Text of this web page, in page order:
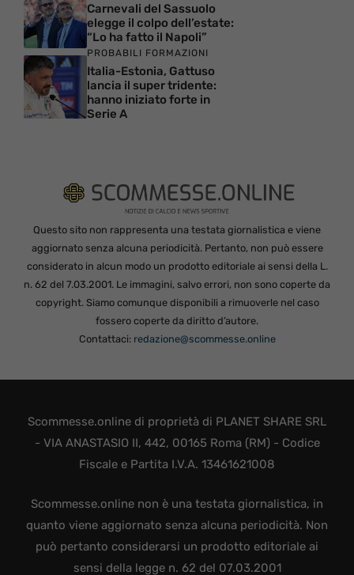
Carnevali del Sassuolo
elegge il colpo dell’estate:
“Lo ha fatto il Napoli”
PROBABILI FORMAZIONI
Italia-Estonia, Gattuso
lancia il super tridente:
hanno iniziato forte in
Serie A
Questo sito non rappresenta una testata giornalistica e viene
aggiornato senza alcuna periodicità. Pertanto, non può essere
considerato in alcun modo un prodotto editoriale ai sensi della L.
n. 62 del 7.03.2001. Le immagini, salvo errori, non sono coperte da
copyright. Siamo comunque disponibili a rimuoverle nel caso
fossero coperte da diritto d’autore.
Contattaci: redazione@scommesse.online
Scommesse.online di proprietà di PLANET SHARE SRL
- VIA ANASTASIO II, 442, 00165 Roma (RM) - Codice
Fiscale e Partita I.V.A. 13461621008
Scommesse.online non è una testata giornalistica, in
quanto viene aggiornato senza alcuna periodicità. Non
può pertanto considerarsi un prodotto editoriale ai
sensi della legge n. 62 del 07.03.2001